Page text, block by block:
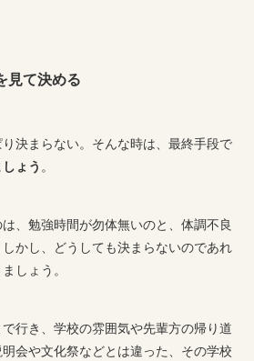
見て決める
決まらない。そんな時は、最終手段で
ょう 。
、勉強時間が勿体無いのと、体調不良
かし、どうしても決まらないのであれ
しょう。
行き、学校の雰囲気や先輩方の帰り道
会や文化祭などとは違った、その学校